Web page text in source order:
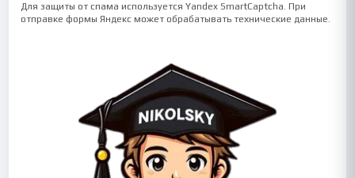
Для защиты от спама используется Yandex SmartCaptcha. При
отправке формы Яндекс может обрабатывать технические данные.